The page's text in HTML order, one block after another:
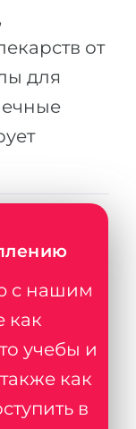
от
для
с нашим
как
учебы и
как
в